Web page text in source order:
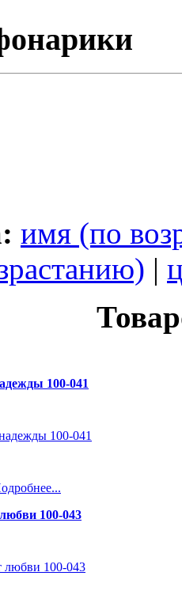
имя (по
|
100-041
100-043